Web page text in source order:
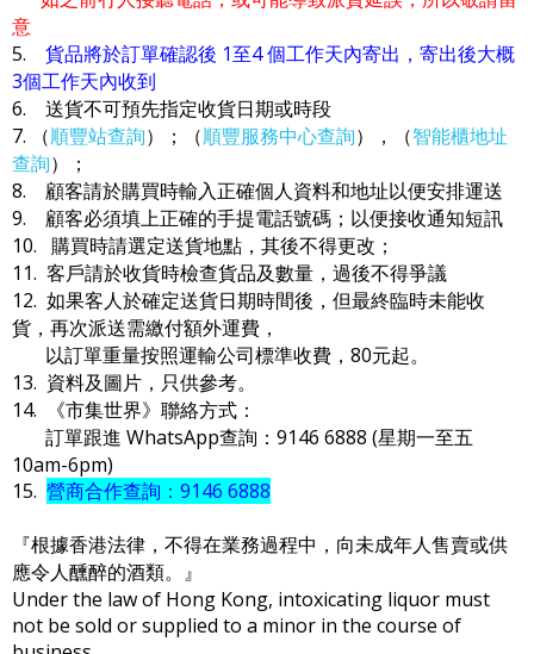
意
5. 貨品將於訂單確認後 1至4 個工作天內寄出，寄出後大概
3個工作天內收到
6. 送貨不可預先指定收貨日期或時段
7. （順豐站查詢）；（順豐服務中心查詢），（智能櫃地址
查詢）；
8. 顧客請於購買時輸入正確個人資料和地址以便安排運送
9. 顧客必須填上正確的手提電話號碼；以便接收通知短訊
10. 購買時請選定送貨地點，其後不得更改；
11. 客戶請於收貨時檢查貨品及數量，過後不得爭議
12. 如果客人於確定送貨日期時間後，但最終臨時未能收
貨，再次派送需繳付額外運費，
以訂單重量按照運輸公司標準收費，80元起。
13. 資料及圖片，只供參考。
14. 《市集世界》聯絡方式：
訂單跟進 WhatsApp查詢：9146 6888 (星期一至五
10am-6pm)
15. 營商合作查詢：9146 6888
『根據香港法律，不得在業務過程中，向未成年人售賣或供
應令人醺醉的酒類。』
Under the law of Hong Kong, intoxicating liquor must
not be sold or supplied to a minor in the course of